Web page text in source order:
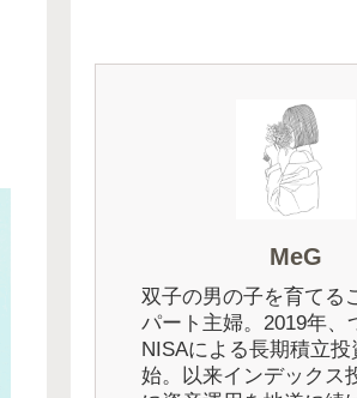
MeG
双子の男の子を育てる
パート主婦。2019年、
NISAによる長期積立投
始。以来インデックス